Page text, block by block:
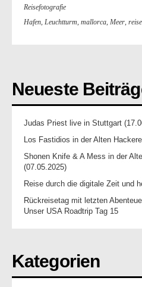
Reisefotografie
Hafen, Leuchtturm, mallorca, Meer, reise
Neueste
Judas Priest live in Stuttgart
Los Fastidios in der Alten
Shonen Knife & A Mess in der
(07.05.2025)
Reise durch die digitale Zeit und
Rückreisetag mit letzten
Unser USA Roadtrip Tag 15
Kategorien